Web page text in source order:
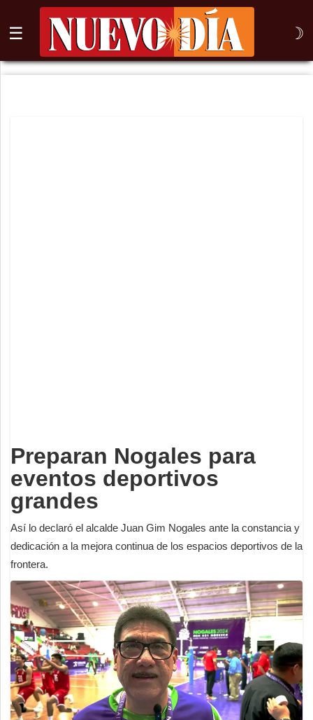
☰ ☽
⌕
Preparan Nogales para
eventos deportivos
grandes
Así lo declaró el alcalde Juan Gim Nogales ante la constancia y
dedicación a la mejora continua de los espacios deportivos de la
frontera.